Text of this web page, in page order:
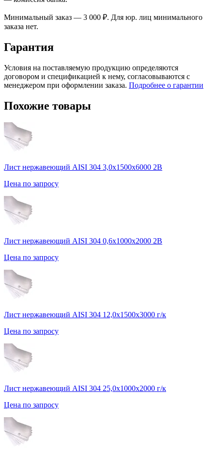
Минимальный заказ — 3 000 ₽. Для юр. лиц минимального
заказа нет.
Гарантия
Условия на поставляемую продукцию определяются
договором и спецификацией к нему, согласовываются с
менеджером при оформлении заказа. Подробнее о гарантии
Похожие товары
Лист нержавеющий AISI 304 3,0х1500х6000 2В
Цена по запросу
Лист нержавеющий AISI 304 0,6х1000х2000 2В
Цена по запросу
Лист нержавеющий AISI 304 12,0х1500х3000 г/к
Цена по запросу
Лист нержавеющий AISI 304 25,0х1000х2000 г/к
Цена по запросу